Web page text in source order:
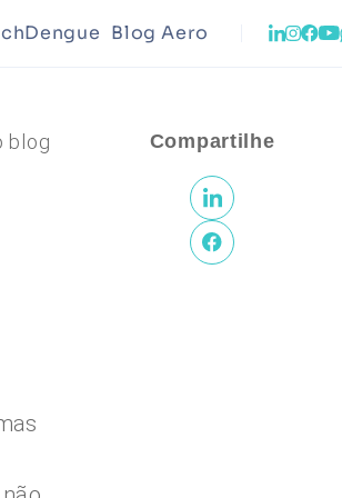
Meio Ambiente
Blog Aero
blog Compartilhe